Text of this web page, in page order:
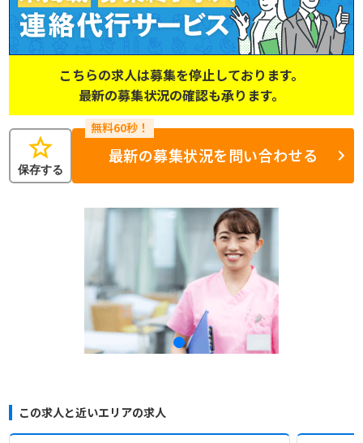
こちらの求人は募集を停止しております。
最新の募集状況の確認も承ります。
star
保存する
最新の募集状況を問い合わせる
この求人と近いエリアの求人